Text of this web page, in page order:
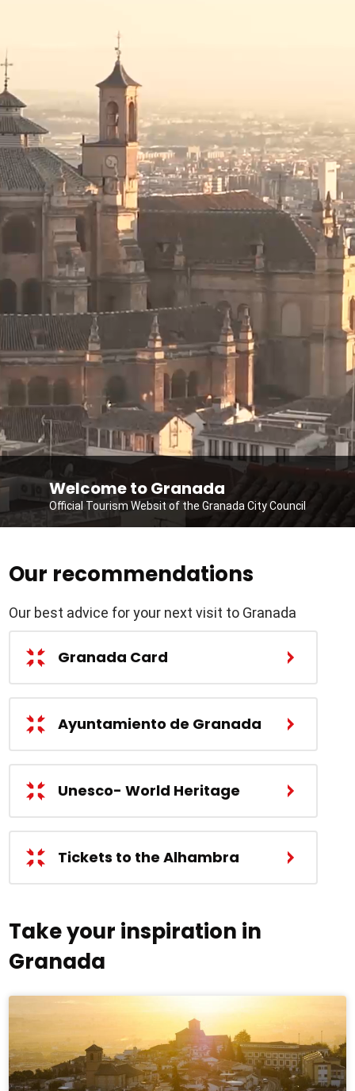
Welcome to Granada
Official Tourism Websit of the Granada City Council
Our recommendations
Our best advice for your next visit to Granada
Granada Card
Ayuntamiento de Granada
Unesco- World Heritage
Tickets to the Alhambra
Take your inspiration in
Granada